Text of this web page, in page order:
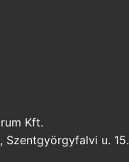
Kft.
Szentgyörgyfalvi u. 15.